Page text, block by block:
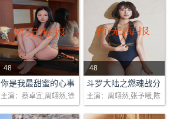
绞尽心机的排挤，闺蜜
律师李捷为陈..
孕期间依旧忙于事业，
却受到丈夫..
48
剧情：棠微微心理学研
究生毕业时27岁，打算
你是我最甜蜜的心事
分集剧情介绍(1-24
集)大结局
主演：蔡卓宜,周翊然,徐
一娢,徐凯鑫
48
剧情：全大陆高级魂师
学院精英赛的决赛帷幕
斗罗大陆之燃魂战分
集剧情介绍(1-38 集)
大结局
主演：周翊然,张予曦,陈
牧驰,孔雪儿